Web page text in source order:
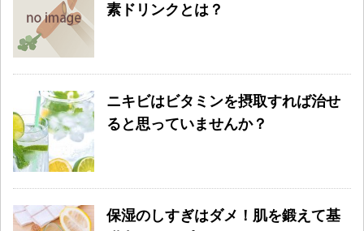
素ドリンクとは？
ニキビはビタミンを摂取すれば治せ
ると思っていませんか？
保湿のしすぎはダメ！肌を鍛えて基